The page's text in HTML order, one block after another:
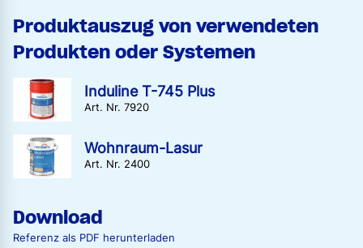
Produktauszug von verwendeten
Produkten oder Systemen
Induline T-745 Plus
Art. Nr. 7920
Wohnraum-Lasur
Art. Nr. 2400
Download
Referenz als PDF herunterladen